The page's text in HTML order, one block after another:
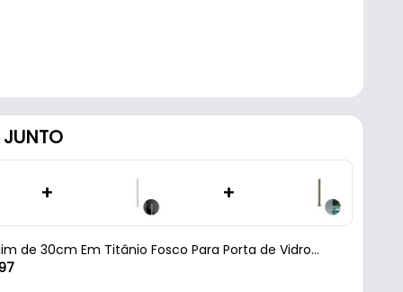
+ +
de 30cm Em Titânio Fosco Para Porta de Vidro